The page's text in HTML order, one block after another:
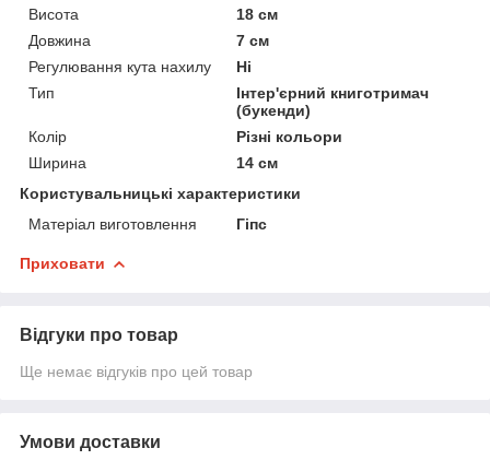
Висота
18 см
Довжина
7 см
Регулювання кута нахилу
Ні
Тип
Інтер'єрний книготримач
(букенди)
Колір
Різні кольори
Ширина
14 см
Користувальницькі характеристики
Матеріал виготовлення
Гіпс
Приховати
Відгуки про товар
Ще немає відгуків про цей товар
Умови доставки